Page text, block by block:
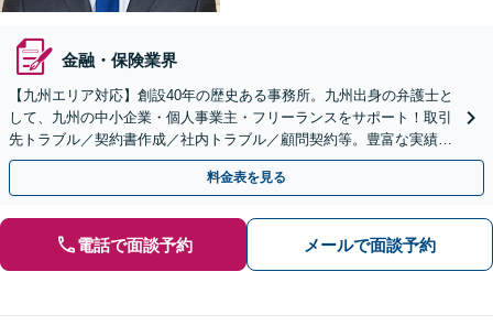
金融・保険業界
【九州エリア対応】創設40年の歴史ある事務所。九州出身の弁護士と
して、九州の中小企業・個人事業主・フリーランスをサポート！取引
先トラブル／契約書作成／社内トラブル／顧問契約等。豊富な実績を
活かし成長をサポート【休日夜間対応】【初回相談無料】
料金表を見る
電話で面談予約 メールで面談予約